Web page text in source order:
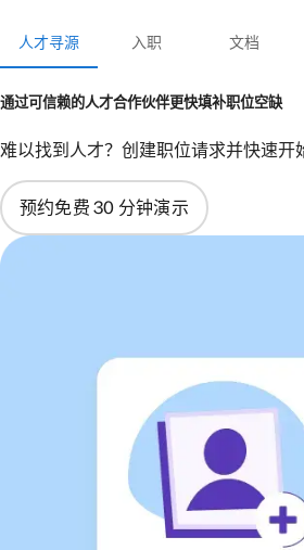
人才寻源 入职 文档
通过可信赖的人才合作伙伴更快填补职位空缺
难以找到人才？创建职位请求并快速
预约免费 30 分钟演示